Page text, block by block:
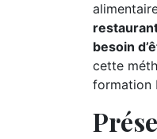
besoin
cette
formation